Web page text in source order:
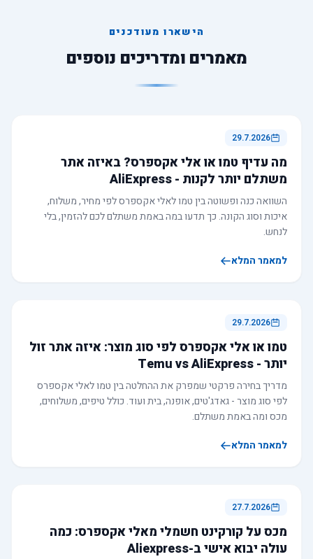
הישארו מעודכנים
מאמרים ומדריכים נוספים
29.7.2026
מה עדיף טמו או אלי אקספרס? באיזה אתר
משתלם יותר לקנות - AliExpress
השוואה כנה ופשוטה בין טמו לאלי אקספרס לפי מחיר, משלוח,
איכות וסוג הקונה. כך תדעו במה באמת משתלם לכם להזמין, בלי
לנחש.
למאמר המלא
29.7.2026
טמו או אלי אקספרס לפי סוג מוצר: איזה אתר זול
יותר - Temu vs AliExpress
מדריך בחירה פרקטי שמפרק את ההחלטה בין טמו לאלי אקספרס
לפי סוג מוצר - גאדג'טים, אופנה, בית ועוד. כולל טיפים, משלוחים,
מכס ומה באמת משתלם.
למאמר המלא
27.7.2026
מכס על קורקינט חשמלי מאלי אקספרס: כמה
עולה יבוא אישי ב-Aliexpress